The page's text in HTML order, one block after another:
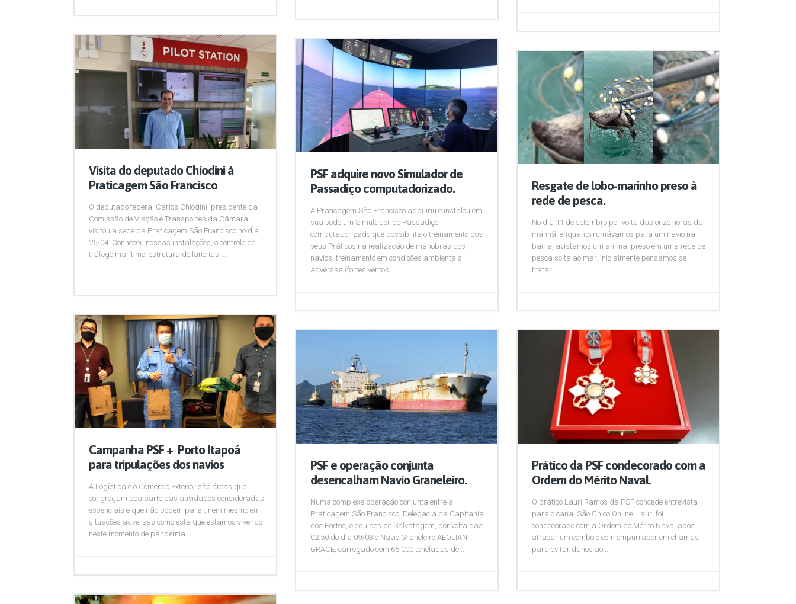
Visita do deputado Chiodini à
Praticagem São Francisco
O deputado federal Carlos Chiodini, presidente da
Comissão de Viação e Transportes da Câmara,
visitou a sede da Praticagem São Francisco no dia
26/04. Conheceu nossas instalações, o controle de
tráfego marítimo, estrutura de lanchas,...
PSF adquire novo Simulador de
Passadiço computadorizado.
A Praticagem São Francisco adquiriu e instalou em
sua sede um Simulador de Passadiço
computadorizado que possibilita o treinamento dos
seus Práticos na realização de manobras dos
navios, treinamento em condições ambientais
adversas (fortes ventos...
Resgate de lobo-marinho preso à
rede de pesca.
No dia 11 de setembro por volta das onze horas da
manhã, enquanto rumávamos para um navio na
barra, avistamos um animal preso em uma rede de
pesca solta ao mar. Inicialmente pensamos se
tratar...
Campanha PSF + Porto Itapoá
para tripulações dos navios
A Logística e o Comércio Exterior são áreas que
congregam boa parte das atividades consideradas
essenciais e que não podem parar, nem mesmo em
situações adversas como esta que estamos vivendo
neste momento de pandemia....
Prático da PSF condecorado com a
Ordem do Mérito Naval.
O prático Lauri Ramos da PSF concede entrevista
para o canal São Chico Online. Lauri foi
condecorado com a Ordem do Mérito Naval após
atracar um comboio com empurrador em chamas
para evitar danos ao...
PSF e operação conjunta
desencalham Navio Graneleiro.
Numa complexa operação conjunta entre a
Praticagem São Francisco, Delegacia da Capitania
dos Portos, e equipes de Salvatagem, por volta das
02:50 do dia 09/03 o Navio Graneleiro AEOLIAN
GRACE, carregado com 65.000 toneladas de...